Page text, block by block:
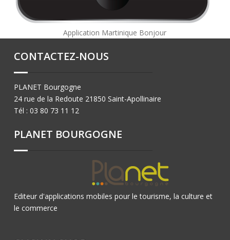
Application Martinique Bonjour
CONTACTEZ-NOUS
PLANET Bourgogne
24 rue de la Redoute 21850 Saint-Apollinaire
Tél : 03 80 73 11 12
PLANET BOURGOGNE
Editeur d'applications mobiles pour le tourisme, la culture et
le commerce